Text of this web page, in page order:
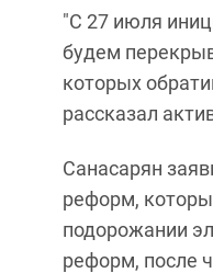
"С 27 июля
будем
которых
рассказал
Санасарян
реформ,
подорожании
реформ, после